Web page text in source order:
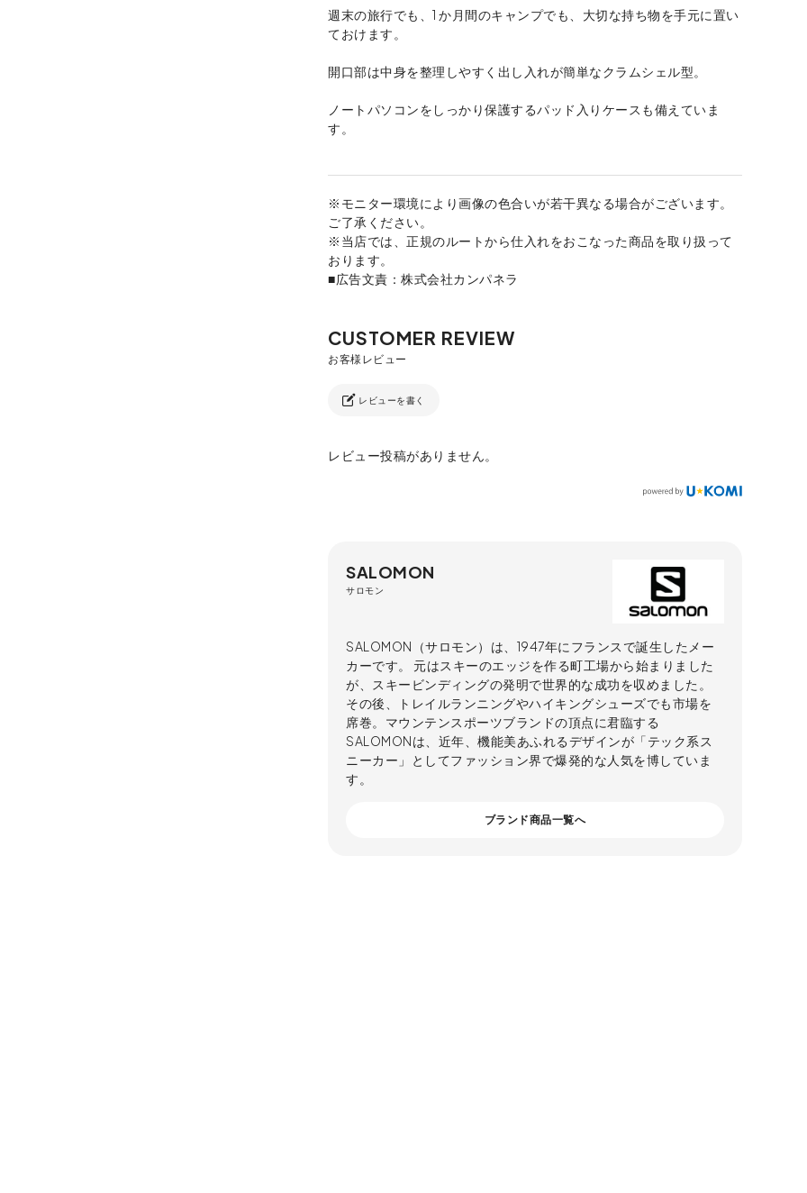
週末の旅行でも、1 か月間のキャンプでも、大切な持ち物を手元に置い
ておけます。
開口部は中身を整理しやすく出し入れが簡単なクラムシェル型。
ノートパソコンをしっかり保護するパッド入りケースも備えていま
す。
※モニター環境により画像の色合いが若干異なる場合がございます。
ご了承ください。
※当店では、正規のルートから仕入れをおこなった商品を取り扱って
おります。
■広告文責：株式会社カンパネラ
レビューを書く
レビュー投稿がありません。
SALOMON
サロモン
SALOMON（サロモン）は、1947年にフランスで誕生したメー
カーです。 元はスキーのエッジを作る町工場から始まりました
が、スキービンディングの発明で世界的な成功を収めました。
その後、トレイルランニングやハイキングシューズでも市場を
席巻。マウンテンスポーツブランドの頂点に君臨する
SALOMONは、近年、機能美あふれるデザインが「テック系ス
ニーカー」としてファッション界で爆発的な人気を博していま
す。
ブランド商品一覧へ